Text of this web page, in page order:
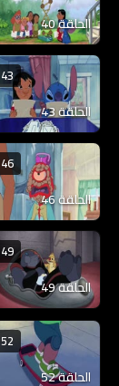
الحلقة 40
43
الحلقة 43
46
الحلقة 46
49
الحلقة 49
52
الحلقة 52